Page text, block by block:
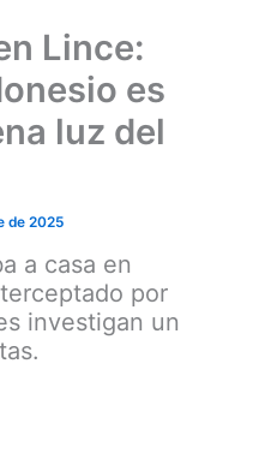
Lince:
es
luz del
de 2025
a casa en
por
investigan un